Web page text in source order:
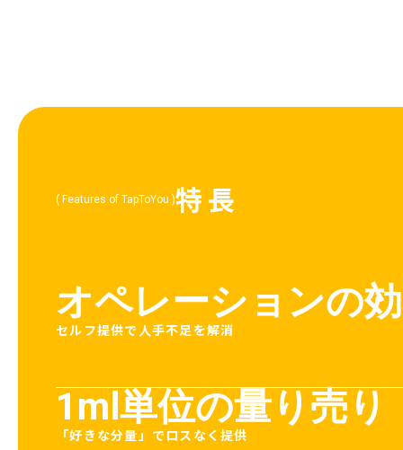
( Features of TapToYou )特長
オペレーションの
セルフ提供で人手不足を解消
1ml単位の量り売り
「好きな分量」でロスなく提供